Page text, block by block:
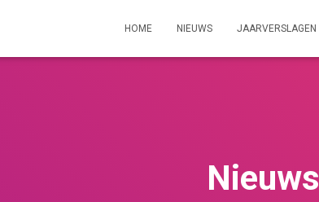
HOME NIEUWS JAARVERSLAGEN
Nieuws